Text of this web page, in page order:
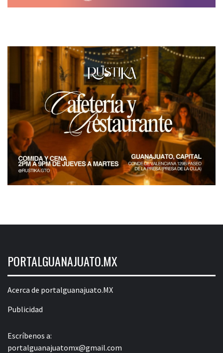
PORTALGUANAJUATO.MX
Acerca de portalguanajuato.MX
Publicidad
Escríbenos a:
portalguanajuatomx@gmail.com